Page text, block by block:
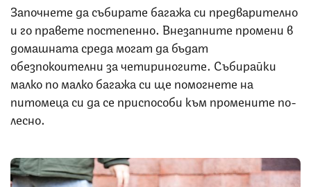
Започнете да събирате багажа си предварително
и го правете постепенно. Внезапните промени в
домашната среда могат да бъдат
обезпокоителни за четириногите. Събирайки
малко по малко багажа си ще помогнете на
питомеца си да се приспособи към промените по-
лесно.